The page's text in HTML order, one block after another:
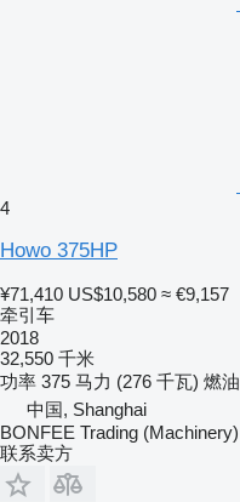
4
Howo 375HP
¥71,410 US$10,580 ≈ €9,157
牵引车
2018
32,550 千米
功率 375 马力 (276 千瓦) 燃油
中国, Shanghai
BONFEE Trading (Machinery)
联系卖方